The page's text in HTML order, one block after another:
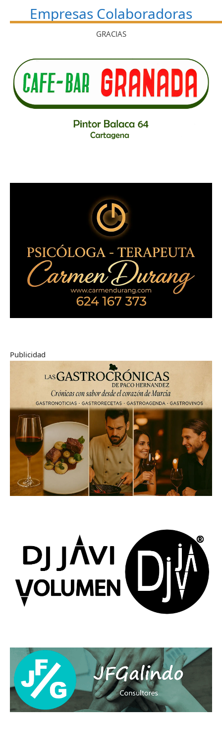
Empresas Colaboradoras
GRACIAS
Publicidad